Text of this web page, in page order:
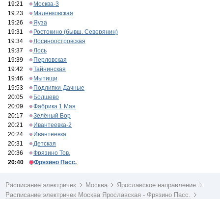
19:21
Москва-3
19:23
Маленковская
19:26
Яуза
19:31
Ростокино (бывш. Северянин)
19:34
Лосиноостровская
19:37
Лось
19:39
Перловская
19:42
Тайнинская
19:46
Мытищи
19:53
Подлипки-Дачные
20:05
Болшево
20:09
Фабрика 1 Мая
20:17
Зелёный Бор
20:21
Ивантеевка-2
20:24
Ивантеевка
20:31
Детская
20:36
Фрязино Тов.
20:40
Фрязино Пасс.
Расписание электричек Москва
Ярославское направление
Расписание электричек Москва Ярославская - Фрязино Пасс.